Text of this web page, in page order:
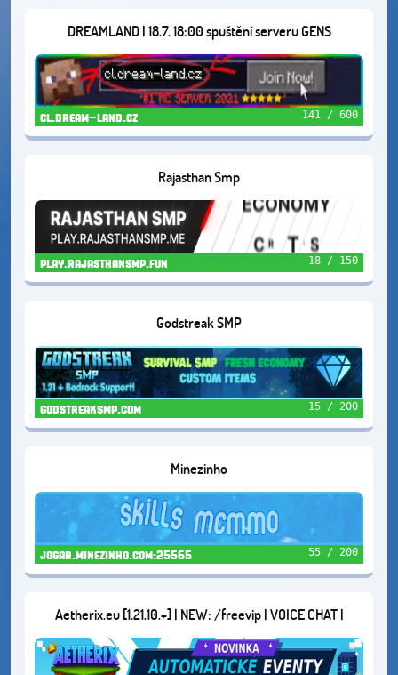
DREAMLAND | 18.7. 18:00 spuštění serveru GENS
cl.dream-land.cz 141 / 600
Rajasthan Smp
play.rajasthansmp.fun 18 / 150
Godstreak SMP
godstreaksmp.com 15 / 200
Minezinho
jogar.minezinho.com:25565 55 / 200
Aetherix.eu [1.21.10.+] | NEW: /freevip | VOICE CHAT |
DUNGEONS | AND MORE...